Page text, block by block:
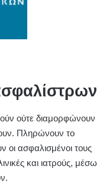
ούτε διαμορφώνουν
Πληρώνουν το
οι ασφαλισμένοι τους
και ιατρούς, μέσω